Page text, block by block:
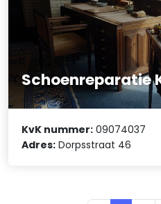
Schoenreparatie
KvK nummer: 09074037
Adres: Dorpsstraat 46